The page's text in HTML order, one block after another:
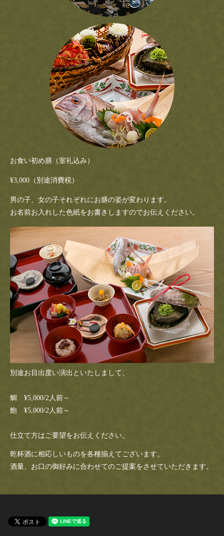
お食い初め膳（室礼込み）
¥3,000（別途消費税）
男の子、女の子それぞれにお膳の姿が変わります。
お名前お入れした色紙をお書きしますのでお伝えください。
別途お目出度い演出といたしまして、
鯛 ¥5,000/2人前～
鮑 ¥5,000/2人前～
仕立て方はご要望をお伝えください。
乾杯酒に相応しいものを各種揃えてございます。
酒量、お口の御好みに合わせてのご提案をさせていただきます。